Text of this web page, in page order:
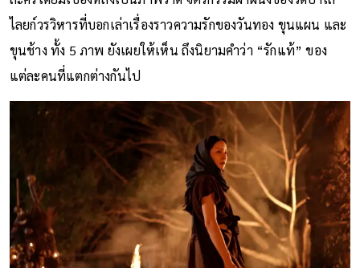
ไลยก์วรวิหารที่บอกเล่าเรื่องราวความรักของวันทอง ขุนแผน และ
ขุนช้าง ทั้ง 5 ภาพ ยังเผยให้เห็น ถึงนิยามคำว่า “รักแท้” ของ
แต่ละคนที่แตกต่างกันไป